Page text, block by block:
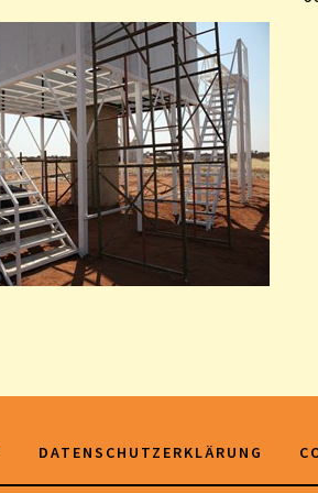
DATENSCHUTZERKLÄRUNG